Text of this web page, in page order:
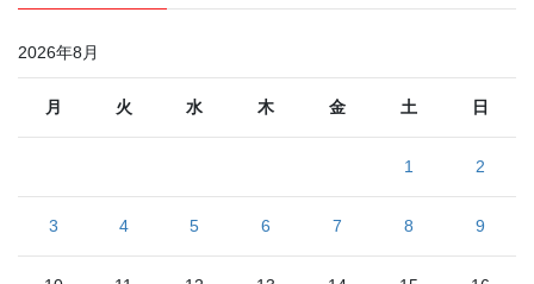
2026年8月
月 火 水 木 金 土 日
1 2
3 4 5 6 7 8 9